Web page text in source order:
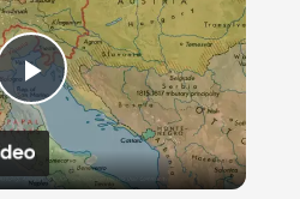
Play
Video